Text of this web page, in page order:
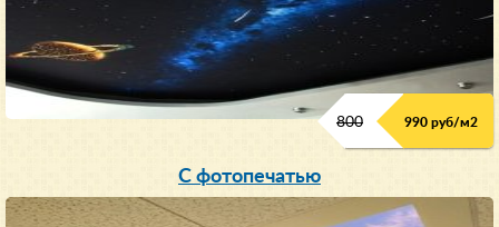
800 990 руб/м2
С фотопечатью